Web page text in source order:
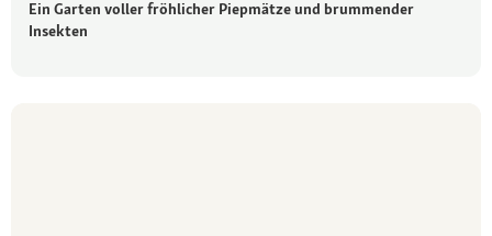
Ein Garten voller fröhlicher Piepmätze und brummender
Insekten